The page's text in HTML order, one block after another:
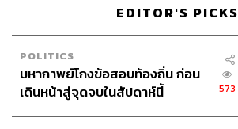
EDITOR'S PICKS
POLITICS
มหากาพย์โกงข้อสอบท้องถิ่น ก่อน
เดินหน้าสู่จุดจบในสัปดาห์นี้
573